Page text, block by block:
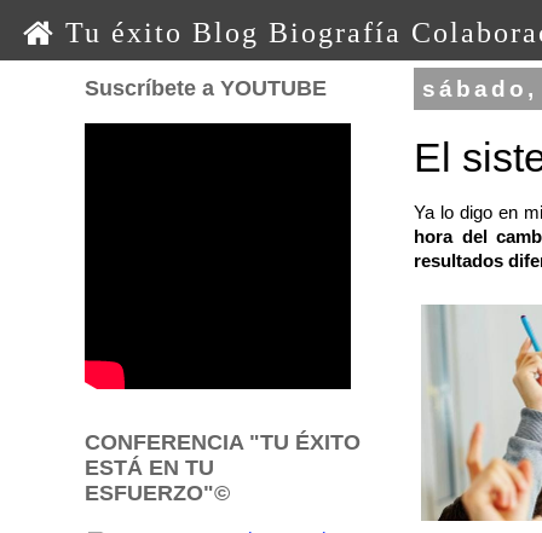
Tu éxito Blog Biografía
0 0 0 o o o
El
Ya lo digo en
hora del
resultados
Suscríbete a YOUTUBE
CONFERENCIA "TU ÉXITO
ESTÁ EN TU
ESFUERZO"©